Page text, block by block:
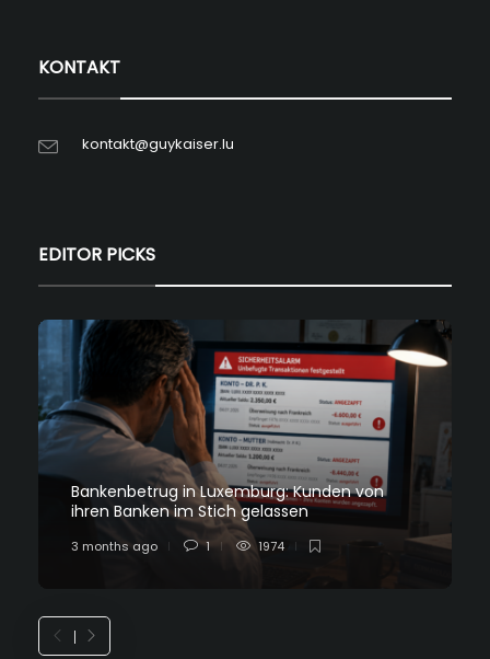
KONTAKT
kontakt@guykaiser.lu
EDITOR PICKS
Bankenbetrug in Luxemburg: Kunden von
ihren Banken im Stich gelassen
3 months ago 1 1974